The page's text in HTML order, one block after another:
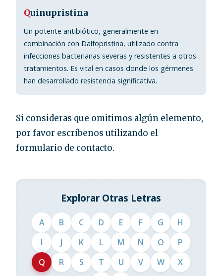
Quinupristina
Un potente antibiótico, generalmente en
combinación con Dalfopristina, utilizado contra
infecciones bacterianas severas y resistentes a otros
tratamientos. Es vital en casos donde los gérmenes
han desarrollado resistencia significativa.
Si consideras que omitimos algún elemento,
por favor escríbenos utilizando el
formulario de contacto.
Explorar Otras Letras
A B C D E F G
H
I
J K L M N O
P
Q
R S T U V W
X